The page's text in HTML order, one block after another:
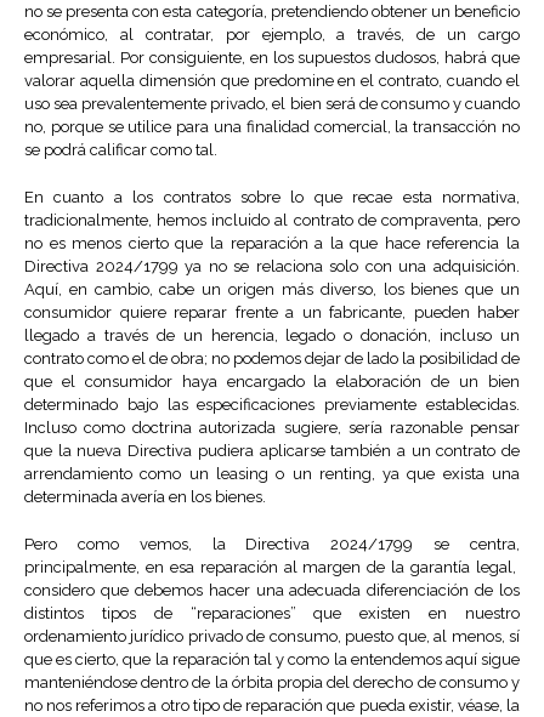
no se presenta con esta categoría, pretendiendo obtener un beneficio
económico, al contratar, por ejemplo, a través, de un cargo
empresarial. Por consiguiente, en los supuestos dudosos, habrá que
valorar aquella dimensión que predomine en el contrato, cuando el
uso sea prevalentemente privado, el bien será de consumo y cuando
no, porque se utilice para una finalidad comercial, la transacción no
se podrá calificar como tal.
En cuanto a los contratos sobre lo que recae esta normativa,
tradicionalmente, hemos incluido al contrato de compraventa, pero
no es menos cierto que la reparación a la que hace referencia la
Directiva 2024/1799 ya no se relaciona solo con una adquisición.
Aquí, en cambio, cabe un origen más diverso, los bienes que un
consumidor quiere reparar frente a un fabricante, pueden haber
llegado a través de un herencia, legado o donación, incluso un
contrato como el de obra; no podemos dejar de lado la posibilidad de
que el consumidor haya encargado la elaboración de un bien
determinado bajo las especificaciones previamente establecidas.
Incluso como doctrina autorizada sugiere, sería razonable pensar
que la nueva Directiva pudiera aplicarse también a un contrato de
arrendamiento como un leasing o un renting, ya que exista una
determinada avería en los bienes.
Pero como vemos, la Directiva 2024/1799 se centra,
principalmente, en esa reparación al margen de la garantía legal,
considero que debemos hacer una adecuada diferenciación de los
distintos tipos de “reparaciones” que existen en nuestro
ordenamiento jurídico privado de consumo, puesto que, al menos, sí
que es cierto, que la reparación tal y como la entendemos aquí sigue
manteniéndose dentro de la órbita propia del derecho de consumo y
no nos referimos a otro tipo de reparación que pueda existir, véase, la